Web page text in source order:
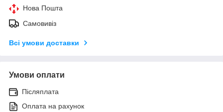
Нова Пошта
Самовивіз
Всі умови доставки
Умови оплати
Післяплата
Оплата на рахунок